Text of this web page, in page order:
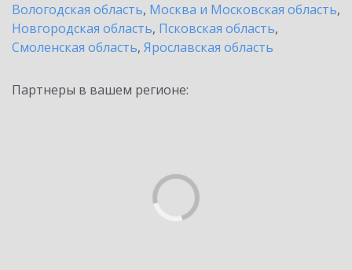
Вологодская область, Москва и Московская область,
Новгородская область, Псковская область,
Смоленская область, Ярославская область
Партнеры в вашем регионе: